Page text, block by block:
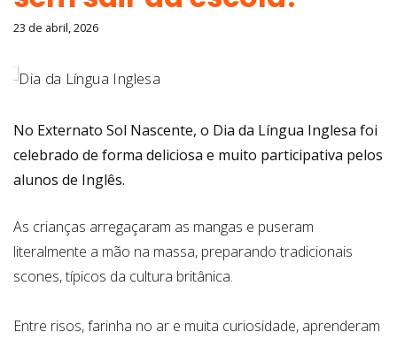
23 de abril, 2026
No Externato Sol Nascente, o Dia da Língua Inglesa foi
celebrado de forma deliciosa e muito participativa pelos
alunos de Inglês.
As crianças arregaçaram as mangas e puseram
literalmente a mão na massa, preparando tradicionais
scones, típicos da cultura britânica.
Entre risos, farinha no ar e muita curiosidade, aprenderam